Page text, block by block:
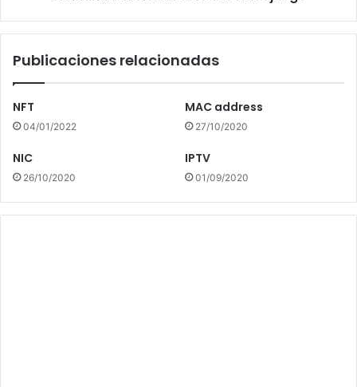
Publicaciones relacionadas
NFT
04/01/2022
MAC address
27/10/2020
NIC
26/10/2020
IPTV
01/09/2020